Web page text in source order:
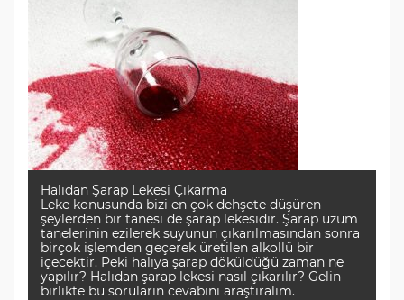
Halıdan Şarap Lekesi Çıkarma
Leke konusunda bizi en çok dehşete düşüren
şeylerden bir tanesi de şarap lekesidir. Şarap üzüm
tanelerinin ezilerek suyunun çıkarılmasından sonra
birçok işlemden geçerek üretilen alkollü bir
içecektir. Peki halıya şarap döküldüğü zaman ne
yapılır? Halıdan şarap lekesi nasıl çıkarılır? Gelin
birlikte bu soruların cevabını araştıralım.